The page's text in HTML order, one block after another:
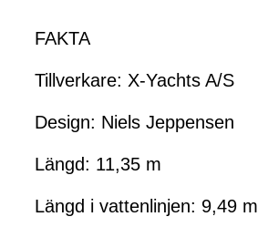
FAKTA
Tillverkare: X-Yachts A/S
Design: Niels Jeppensen
Längd: 11,35 m
Längd i vattenlinjen: 9,49 m